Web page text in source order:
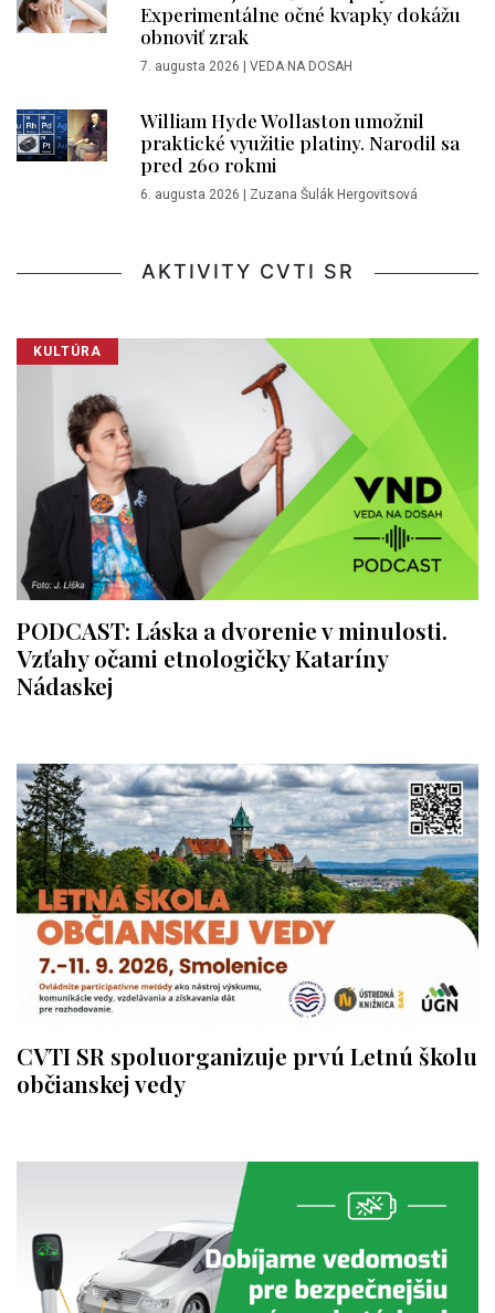
Experimentálne očné kvapky dokážu
obnoviť zrak
7. augusta 2026 VEDA NA DOSAH
William Hyde Wollaston umožnil
praktické využitie platiny. Narodil sa
pred 260 rokmi
6. augusta 2026 Zuzana Šulák Hergovitsová
AKTIVITY CVTI SR
KULTÚRA
PODCAST: Láska a dvorenie v minulosti.
Vzťahy očami etnologičky Kataríny
Nádaskej
CVTI SR spoluorganizuje prvú Letnú školu
občianskej vedy